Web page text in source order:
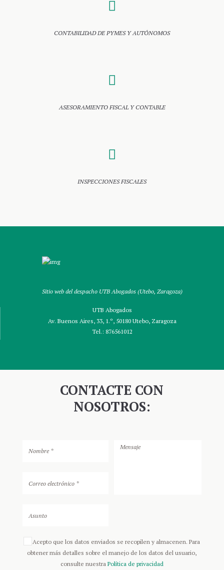
CONTABILIDAD DE PYMES Y AUTÓNOMOS
ASESORAMIENTO FISCAL Y CONTABLE
INSPECCIONES FISCALES
Sitio web del despacho UTB Abogados (Utebo, Zaragoza)
UTB Abogados
Av. Buenos Aires, 33, 1.º, 50180 Utebo, Zaragoza
Tel.: 876561012
CONTACTE CON
NOSOTROS:
Acepto que los datos enviados se recopilen y almacenen. Para
obtener más detalles sobre el manejo de los datos del usuario,
consulte nuestra Política de privacidad